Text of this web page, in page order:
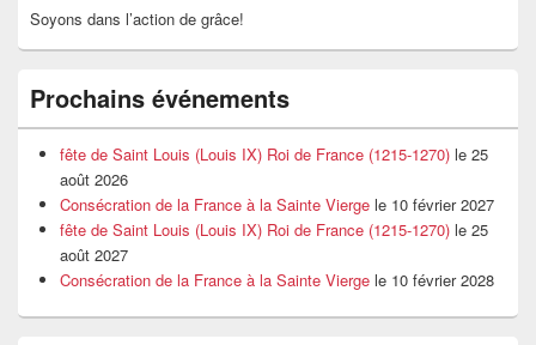
Soyons dans l’action de grâce!
Prochains événements
fête de Saint Louis (Louis IX) Roi de France (1215-1270) le 25
août 2026
Consécration de la France à la Sainte Vierge le 10 février 2027
fête de Saint Louis (Louis IX) Roi de France (1215-1270) le 25
août 2027
Consécration de la France à la Sainte Vierge le 10 février 2028